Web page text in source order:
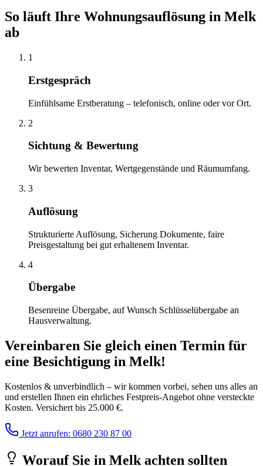
So läuft Ihre Wohnungsauflösung in Melk
ab
1
Erstgespräch
Einfühlsame Erstberatung – telefonisch, online oder vor Ort.
2
Sichtung & Bewertung
Wir bewerten Inventar, Wertgegenstände und Räumumfang.
3
Auflösung
Strukturierte Auflösung, Sicherung Dokumente, faire
Preisgestaltung bei gut erhaltenem Inventar.
4
Übergabe
Besenreine Übergabe, auf Wunsch Schlüsselübergabe an
Hausverwaltung.
Vereinbaren Sie gleich einen Termin für
eine Besichtigung in Melk!
Kostenlos & unverbindlich – wir kommen vorbei, sehen uns alles an
und erstellen Ihnen ein ehrliches Festpreis-Angebot ohne versteckte
Kosten. Versichert bis 25.000 €.
Jetzt anrufen: 0680 230 87 00
Worauf Sie in Melk achten sollten